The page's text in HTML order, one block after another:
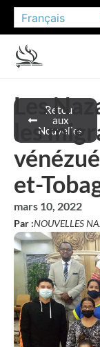
Français
Retour
aux
Nouvelles
Les
les
et-
mars 10, 2022
Par :NOUVELLES